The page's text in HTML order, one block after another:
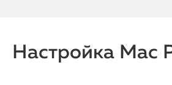
Настройка Mac